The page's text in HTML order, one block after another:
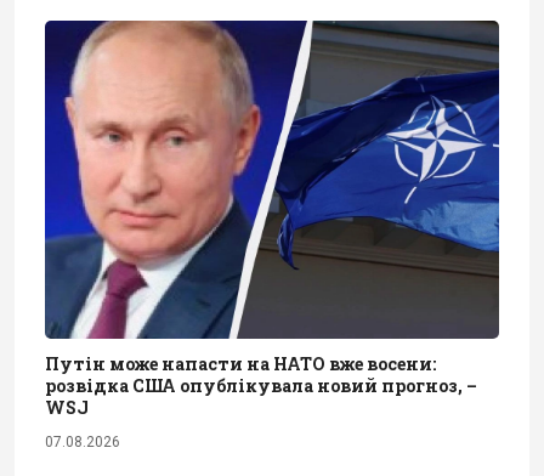
Путін може напасти на НАТО вже восени:
розвідка США опублікувала новий прогноз, –
WSJ
07.08.2026